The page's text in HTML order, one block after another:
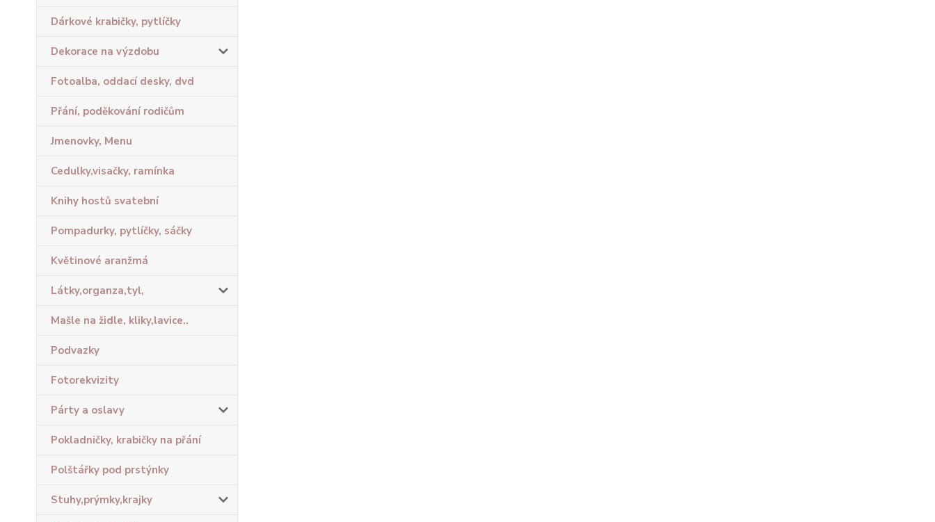
Dárkové krabičky, pytlíčky
Dekorace na výzdobu
Fotoalba, oddací desky, dvd
Přání, poděkování rodičům
Jmenovky, Menu
Cedulky,visačky, ramínka
Knihy hostů svatební
Pompadurky, pytlíčky, sáčky
Květinové aranžmá
Látky,organza,tyl,
Mašle na židle, kliky,lavice..
Podvazky
Fotorekvizity
Párty a oslavy
Pokladničky, krabičky na přání
Polštářky pod prstýnky
Stuhy,prýmky,krajky